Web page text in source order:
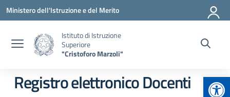
Vai ai contenuti
Vai al menu di navigazione
Vai al footer
Ministero dell'Istruzione e del Merito
Istituto di Istruzione
Superiore
"Cristoforo Marzoli"
Registro elettronico Docenti